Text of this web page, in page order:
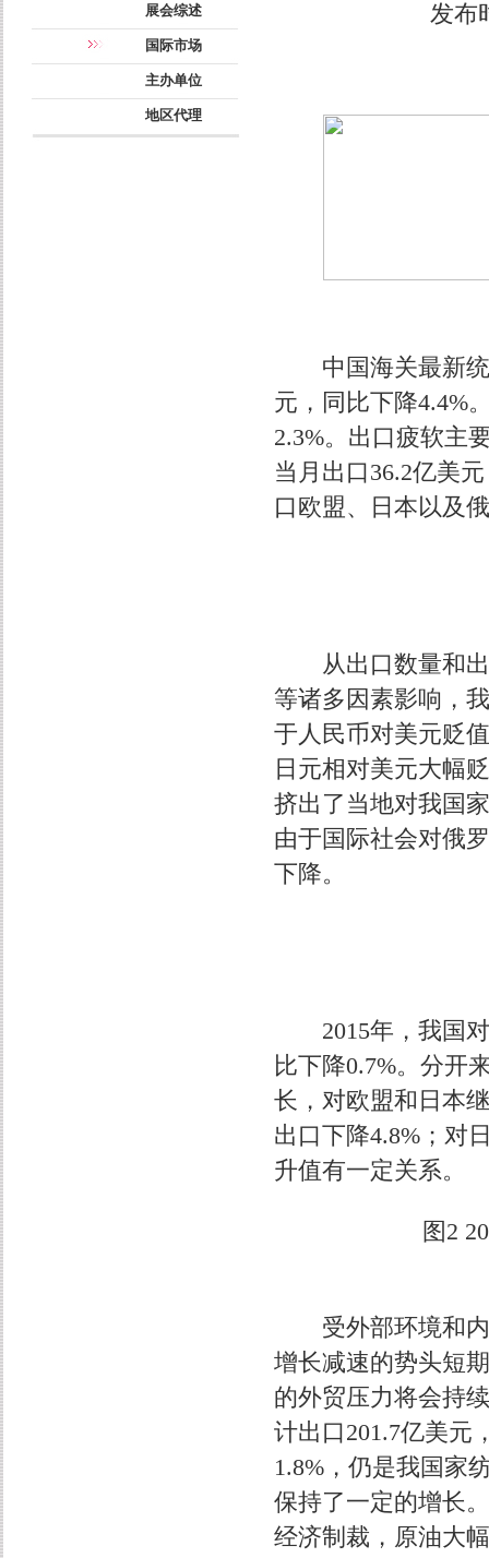
展会综述
国际市场
主办单位
地区代理
发布
中国海关最新统
元，同比下降4.4%
2.3%。出口疲软主
当月出口36.2亿美
口欧盟、日本以及
从出口数量和出
等诸多因素影响，
于人民币对美元贬
日元相对美元大幅
挤出了当地对我国
由于国际社会对俄
下降。
2015年，我国对
比下降0.7%。分开
长，对欧盟和日本
出口下降4.8%；对
升值有一定关系。
图2
受外部环境和内
增长减速的势头短
的外贸压力将会持
计出口201.7亿美元
1.8%，仍是我国家
保持了一定的增长
经济制裁，原油大